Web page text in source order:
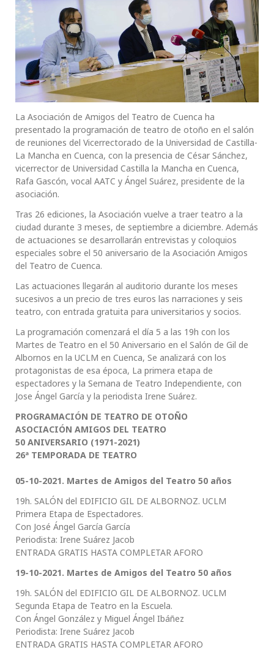
La Asociación de Amigos del Teatro de Cuenca ha
presentado la programación de teatro de otoño en el salón
de reuniones del Vicerrectorado de la Universidad de Castilla-
La Mancha en Cuenca, con la presencia de César Sánchez,
vicerrector de Universidad Castilla la Mancha en Cuenca,
Rafa Gascón, vocal AATC y Ángel Suárez, presidente de la
asociación.
Tras 26 ediciones, la Asociación vuelve a traer teatro a la
ciudad durante 3 meses, de septiembre a diciembre. Además
de actuaciones se desarrollarán entrevistas y coloquios
especiales sobre el 50 aniversario de la Asociación Amigos
del Teatro de Cuenca.
Las actuaciones llegarán al auditorio durante los meses
sucesivos a un precio de tres euros las narraciones y seis
teatro, con entrada gratuita para universitarios y socios.
La programación comenzará el día 5 a las 19h con los
Martes de Teatro en el 50 Aniversario en el Salón de Gil de
Albornos en la UCLM en Cuenca, Se analizará con los
protagonistas de esa época, La primera etapa de
espectadores y la Semana de Teatro Independiente, con
Jose Ángel García y la periodista Irene Suárez.
PROGRAMACIÓN DE TEATRO DE OTOÑO
ASOCIACIÓN AMIGOS DEL TEATRO
50 ANIVERSARIO (1971-2021)
26ª TEMPORADA DE TEATRO
05-10-2021. Martes de Amigos del Teatro 50 años
19h. SALÓN del EDIFICIO GIL DE ALBORNOZ. UCLM
Primera Etapa de Espectadores.
Con José Ángel García García
Periodista: Irene Suárez Jacob
ENTRADA GRATIS HASTA COMPLETAR AFORO
19-10-2021. Martes de Amigos del Teatro 50 años
19h. SALÓN del EDIFICIO GIL DE ALBORNOZ. UCLM
Segunda Etapa de Teatro en la Escuela.
Con Ángel González y Miguel Ángel Ibáñez
Periodista: Irene Suárez Jacob
ENTRADA GRATIS HASTA COMPLETAR AFORO